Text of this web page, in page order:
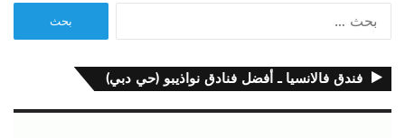
فندق فالانسيا ـ أفضل فنادق نواذيبو (حي دبي)